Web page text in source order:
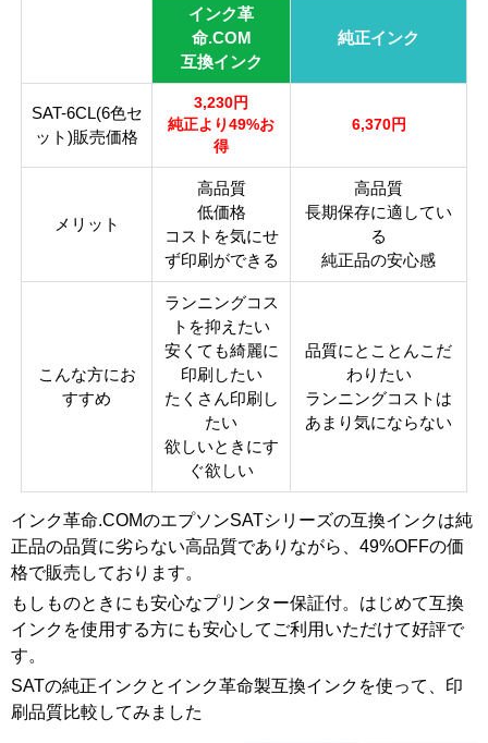
ー
ック
イエ
ロー
マゼ
ンタ
ン
ライ
ゼン
あり
互換インク
インク革
命.COM
互換インク
純正インク
SAT-6CL(6色セ
ット)販売価格
3,230円
純正より49%お
得
6,370円
メリット
高品質
低価格
コストを気にせ
ず印刷ができる
高品質
長期保存に適してい
る
純正品の安心感
こんな方にお
すすめ
ランニングコス
トを抑えたい
安くても綺麗に
印刷したい
たくさん印刷し
たい
欲しいときにす
ぐ欲しい
品質にとことんこだ
わりたい
ランニングコストは
あまり気にならない
インク革命.COMのエプソンSATシリーズの互換インクは純
正品の品質に劣らない高品質でありながら、49%OFFの価
格で販売しております。
もしものときにも安心なプリンター保証付。はじめて互換
インクを使用する方にも安心してご利用いただけて好評で
す。
SATの純正インクとインク革命製互換インクを使って、印
刷品質比較してみました